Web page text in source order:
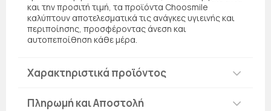
και την προσιτή τιμή, τα προϊόντα Choosmile
καλύπτουν αποτελεσματικά τις ανάγκες υγιεινής και
περιποίησης, προσφέροντας άνεση και
αυτοπεποίθηση κάθε μέρα.
Χαρακτηριστικά προϊόντος
Πληρωμή και Αποστολή